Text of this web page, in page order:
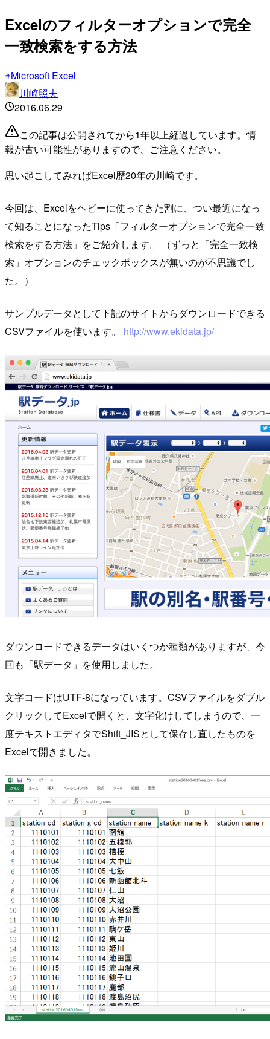
Excelのフィルターオプションで完全
一致検索をする方法
Microsoft Excel
川崎照夫
2016.06.29
この記事は公開されてから1年以上経過しています。情
報が古い可能性がありますので、ご注意ください。
思い起こしてみればExcel歴20年の川崎です。
今回は、Excelをヘビーに使ってきた割に、つい最近になっ
て知ることになったTips「フィルターオプションで完全一致
検索をする方法」をご紹介します。 （ずっと「完全一致検
索」オプションのチェックボックスが無いのが不思議でし
た。）
サンプルデータとして下記のサイトからダウンロードできる
CSVファイルを使います。 http://www.ekidata.jp/
ダウンロードできるデータはいくつか種類がありますが、今
回も「駅データ」を使用しました。
文字コードはUTF-8になっています。CSVファイルをダブル
クリックしてExcelで開くと、文字化けしてしまうので、一
度テキストエディタでShift_JISとして保存し直したものを
Excelで開きました。